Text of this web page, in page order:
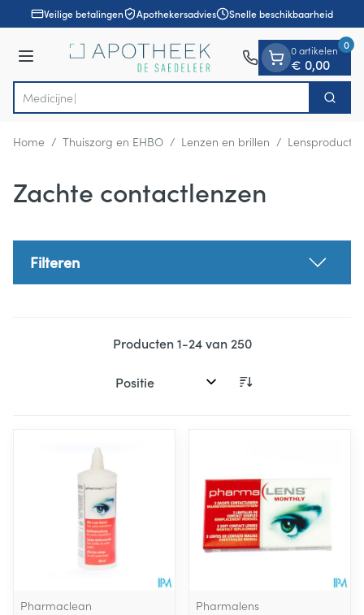
Ga naar de inhoud
1 van 1Veilige betalingen Apothekersadvies Snelle beschikbaarheid
Menu
Product, merk, categorie... Zoek
0 artikelen
€ 0,00
0
Home / Thuiszorg en EHBO / Lenzen en brillen / Lensproducten
Zachte contactlenzen
Filteren
Producten1-24van 250
Sorteer op:
Pharmaclean
Pharmalens